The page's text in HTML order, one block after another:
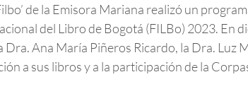
de la Emisora Mariana realizó un
del Libro de Bogotá (FILBo) 2023. En
Ana María Piñeros Ricardo, la Dra. Luz
a sus libros y a la participación de la